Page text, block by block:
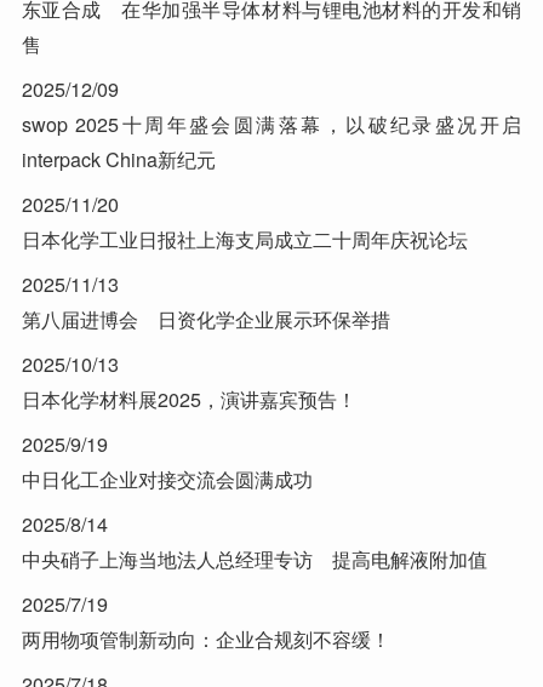
东亚合成 在华加强半导体材料与锂电池材料的开发和销
售
2025/12/09
swop 2025十周年盛会圆满落幕，以破纪录盛况开启
interpack China新纪元
2025/11/20
日本化学工业日报社上海支局成立二十周年庆祝论坛
2025/11/13
第八届进博会 日资化学企业展示环保举措
2025/10/13
日本化学材料展2025，演讲嘉宾预告！
2025/9/19
中日化工企业对接交流会圆满成功
2025/8/14
中央硝子上海当地法人总经理专访 提高电解液附加值
2025/7/19
两用物项管制新动向：企业合规刻不容缓！